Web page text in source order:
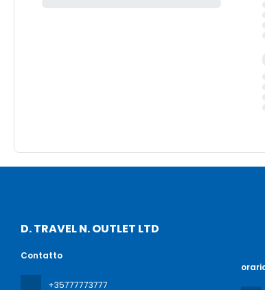
D. TRAVEL N. OUTLET LTD
Contatto
+35777773777